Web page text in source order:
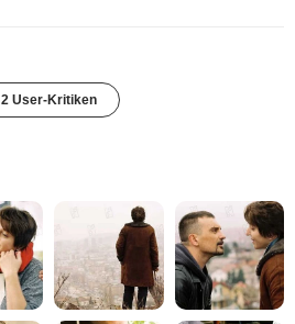
2 User-Kritiken